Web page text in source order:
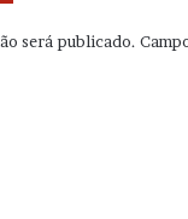
será publicado.